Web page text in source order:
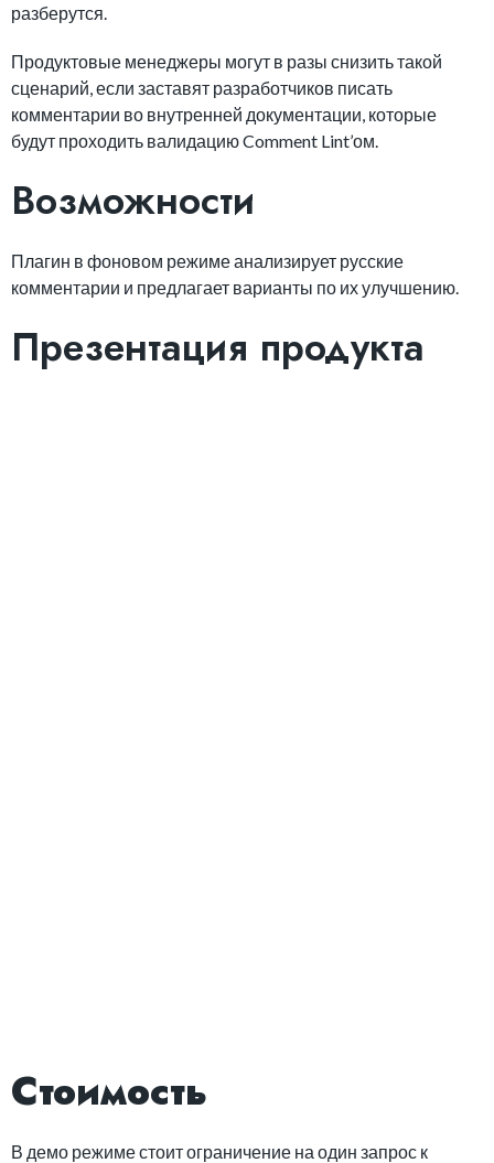
разберутся.
Продуктовые менеджеры могут в разы снизить такой
сценарий, если заставят разработчиков писать
комментарии во внутренней документации, которые
будут проходить валидацию Comment Lint’ом.
Возможности
Плагин в фоновом режиме анализирует русские
комментарии и предлагает варианты по их улучшению.
Презентация продукта
Стоимость
В демо режиме стоит ограничение на один запрос к